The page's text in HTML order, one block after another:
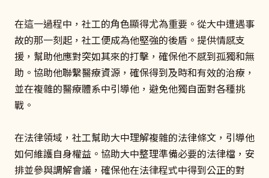
在這一過程中，社工的角色顯得尤為重要。從大中遭遇事
故的那一刻起，社工便成為他堅強的後盾。提供情感支
援，幫助他應對突如其來的打擊，確保他不感到孤獨和無
助。協助他聯繫醫療資源，確保得到及時和有效的治療，
並在複雜的醫療體系中引導他，避免他獨自面對各種挑
戰。
在法律領域，社工幫助大中理解複雜的法律條文，引導他
如何維護自身權益。協助大中整理準備必要的法律檔，安
排並參與調解會議，確保他在法律程式中得到公正的對